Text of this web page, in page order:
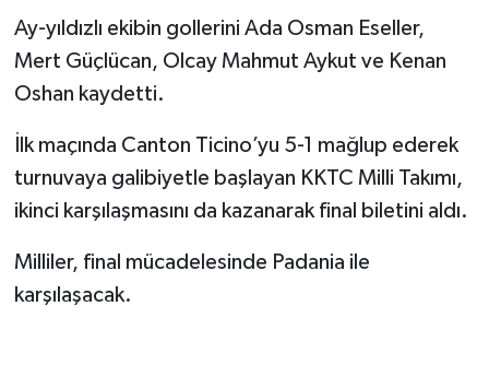
Ay-yıldızlı ekibin gollerini Ada Osman Eseller,
Mert Güçlücan, Olcay Mahmut Aykut ve Kenan
Oshan kaydetti.
İlk maçında Canton Ticino’yu 5-1 mağlup ederek
turnuvaya galibiyetle başlayan KKTC Milli Takımı,
ikinci karşılaşmasını da kazanarak final biletini aldı.
Milliler, final mücadelesinde Padania ile
karşılaşacak.